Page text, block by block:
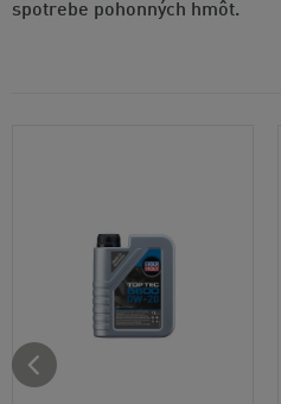
spotrebe pohonných hmôt.